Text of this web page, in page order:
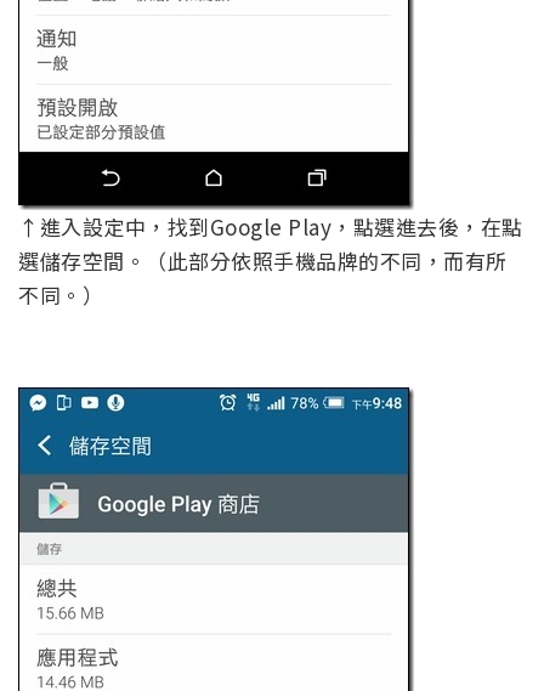
↑進入設定中，找到Google Play，點選進去後，在點
選儲存空間。（此部分依照手機品牌的不同，而有所
不同。）